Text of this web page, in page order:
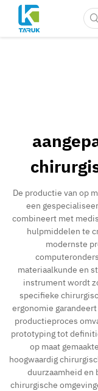
Mogelijkheden
Nieuws &
Over Ons
Contact
De productie van op
een
combineert met
hulpmiddelen te
modernste
materiaalkunde en
instrument wordt
specifieke
ergonomie
productieproces
prototyping tot
op maat
hoogwaardig
duurzaamheid en
chirurgische